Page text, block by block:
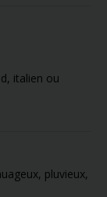
italien ou
pluvieux,